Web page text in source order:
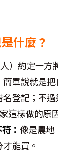
什麼？
）約定一方
單說就是
登記；不
這樣做的原
： 像是農地
能買。